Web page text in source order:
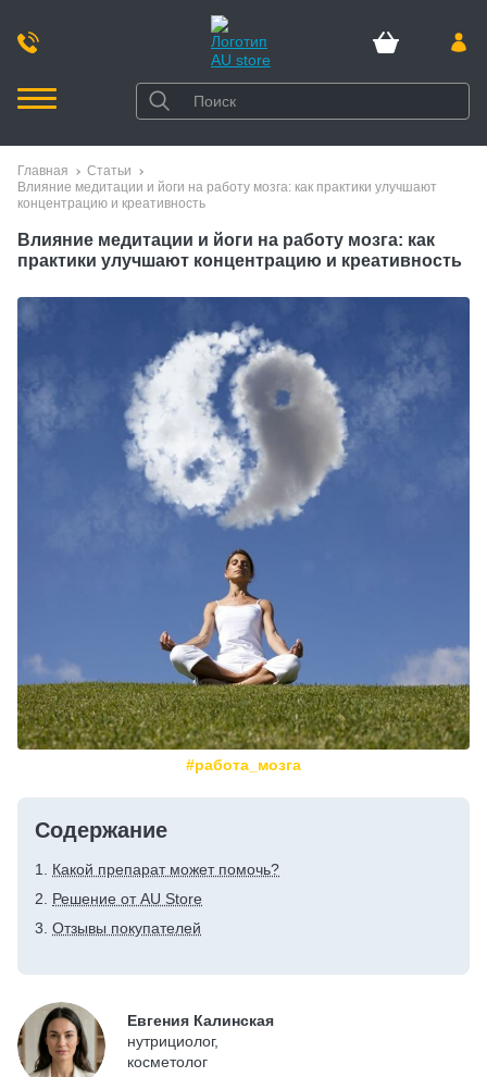
Главная
Статьи
Влияние медитации и йоги на работу мозга: как практики улучшают
концентрацию и креативность
Влияние медитации и йоги на работу мозга: как
практики улучшают концентрацию и креативность
#работа_мозга
Содержание
Какой препарат может помочь?
Решение от AU Store
Отзывы покупателей
Евгения Калинская
нутрициолог,
косметолог